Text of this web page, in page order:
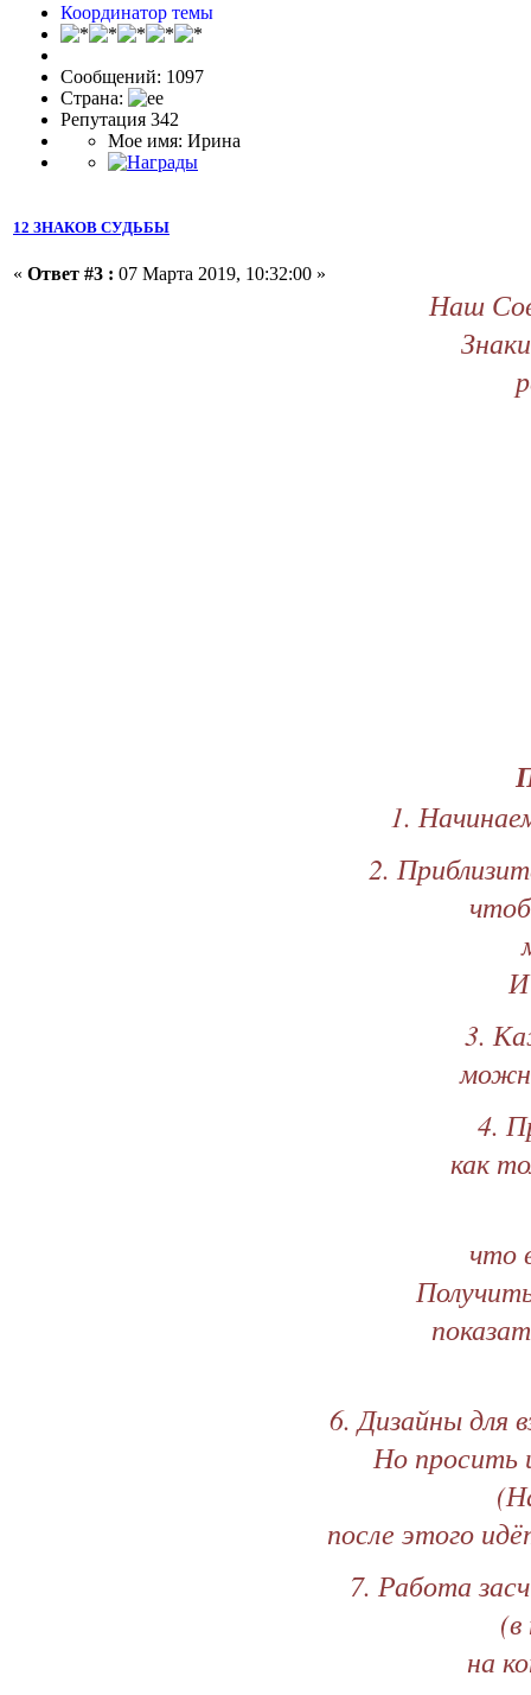
Координатор темы
Сообщений: 1097
Страна:
Репутация 342
Мое имя: Ирина
12 ЗНАКОВ СУДЬБЫ
« Ответ #3 : 07 Марта 2019, 10:32:00 »
Наш
1.
2.
3.
4.
как
что
6. Дизайны для
Но просить
после этого
7. Работа
на